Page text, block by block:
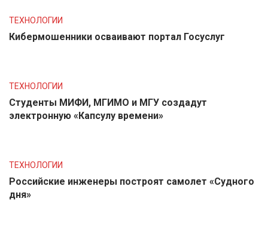
ТЕХНОЛОГИИ
Кибермошенники осваивают портал Госуслуг
ТЕХНОЛОГИИ
Студенты МИФИ, МГИМО и МГУ создадут
электронную «Капсулу времени»
ТЕХНОЛОГИИ
Российские инженеры построят самолет «Судного
дня»